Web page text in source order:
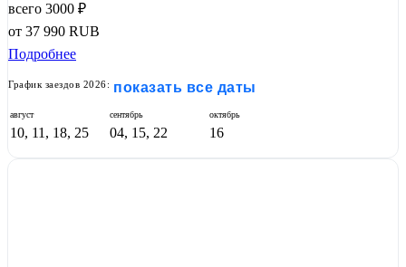
всего 3000 ₽
от 37 990 RUB
Подробнее
График заездов 2026: показать все даты
август
10, 11, 18, 25
сентябрь
04, 15, 22
октябрь
16